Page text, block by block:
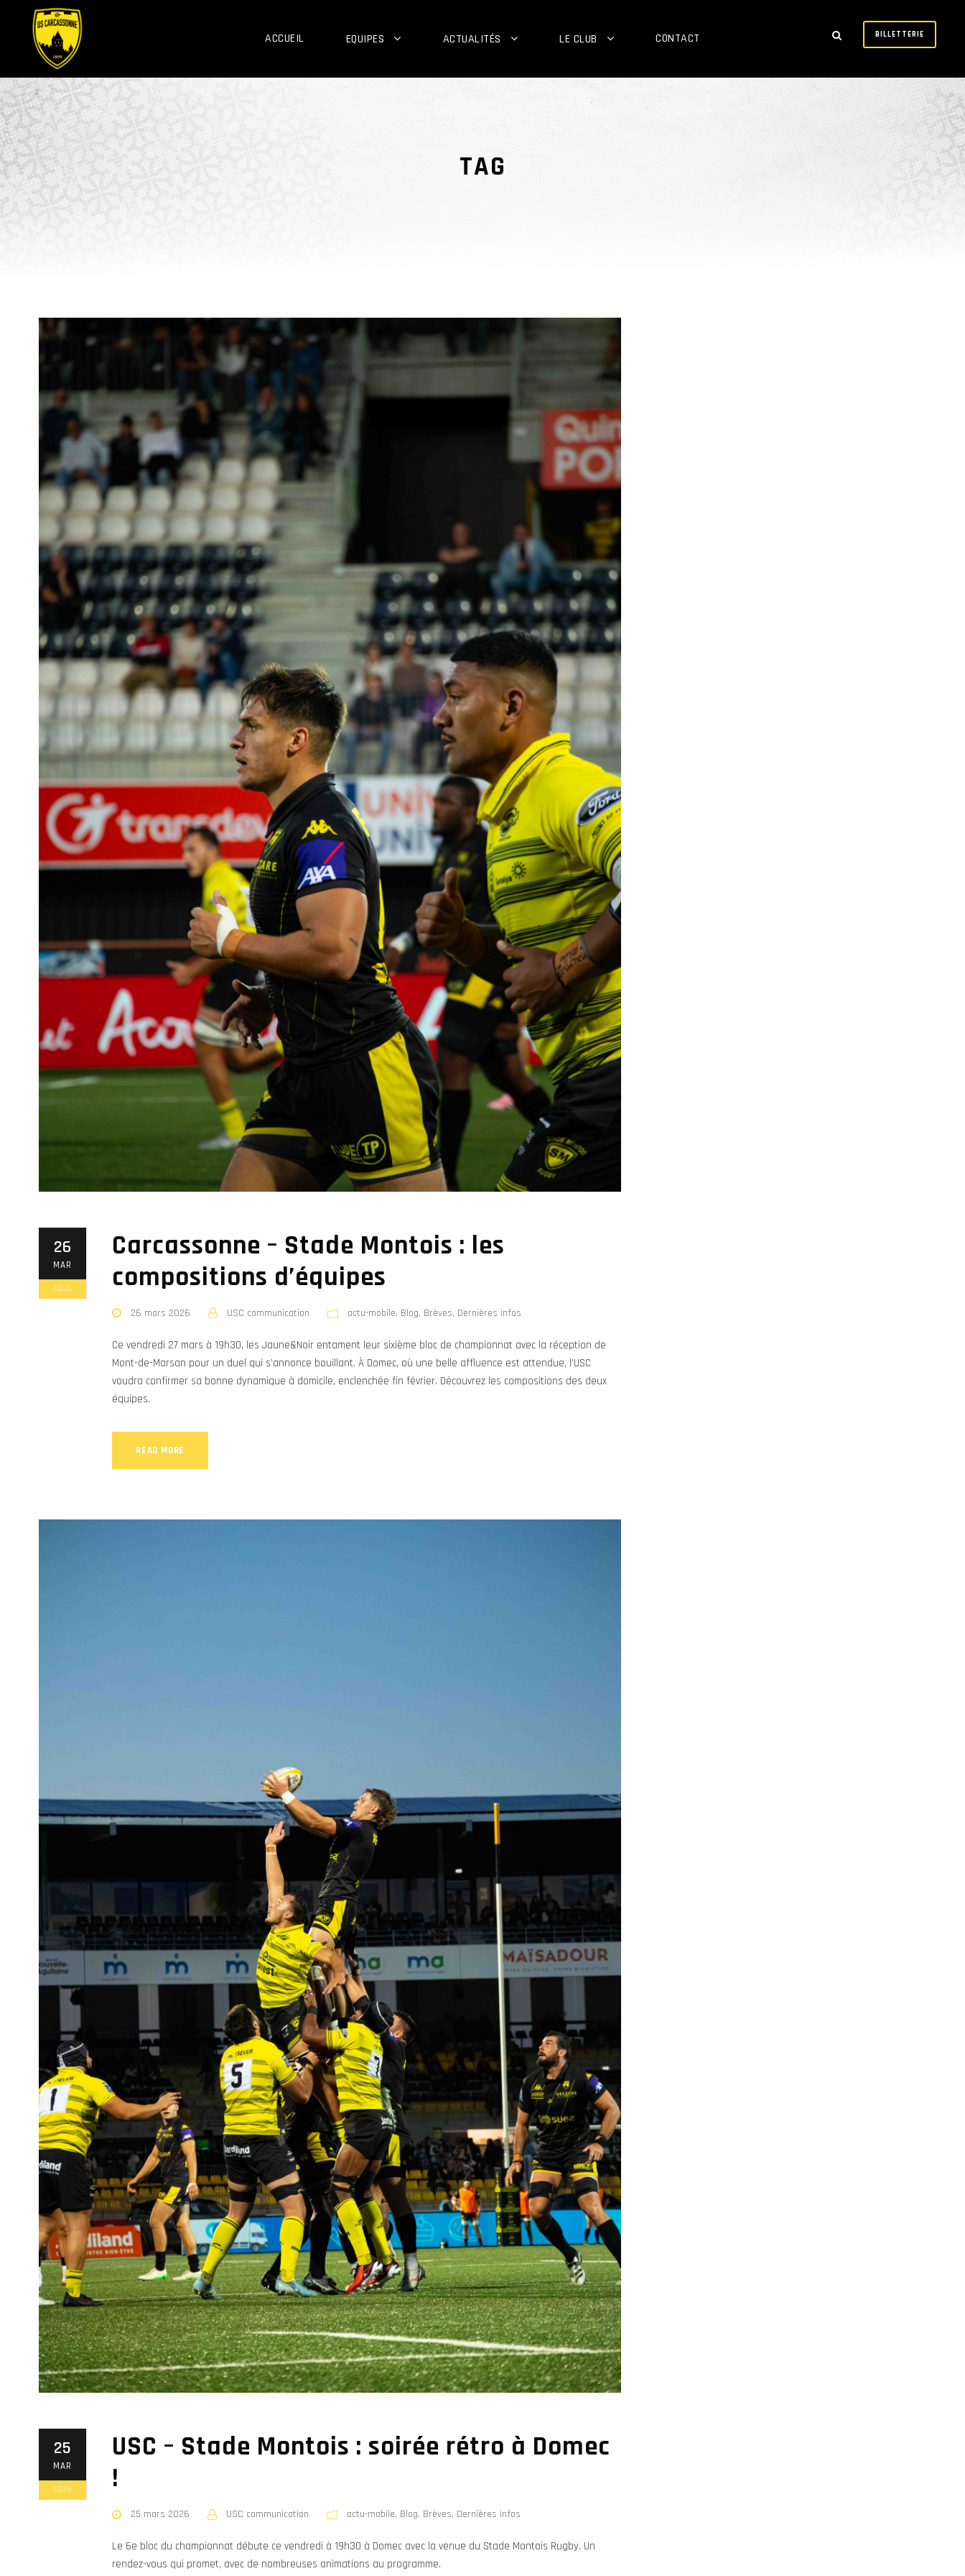
ACCUEIL EQUIPES ACTUALITÉS LE CLUB CONTACT BILLETTERIE
TAG
26
MAR
2026
Carcassonne – Stade Montois : les
compositions d’équipes
26 mars 2026 USC communication actu-mobile, Blog, Brèves, Dernières infos
Ce vendredi 27 mars à 19h30, les Jaune&Noir entament leur sixième bloc de championnat avec la réception de
Mont-de-Marsan pour un duel qui s’annonce bouillant. À Domec, où une belle affluence est attendue, l’USC
voudra confirmer sa bonne dynamique à domicile, enclenchée fin février. Découvrez les compositions des deux
équipes.
READ MORE
25
MAR
2026
USC – Stade Montois : soirée rétro à Domec
!
25 mars 2026 USC communication actu-mobile, Blog, Brèves, Dernières infos
Le 6e bloc du championnat débute ce vendredi à 19h30 à Domec avec la venue du Stade Montois Rugby. Un
rendez-vous qui promet, avec de nombreuses animations au programme.